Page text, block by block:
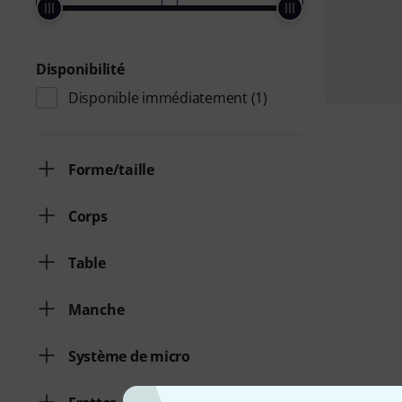
Disponibilité
Disponible immédiatement (1)
Forme/taille
Corps
Table
Manche
Système de micro